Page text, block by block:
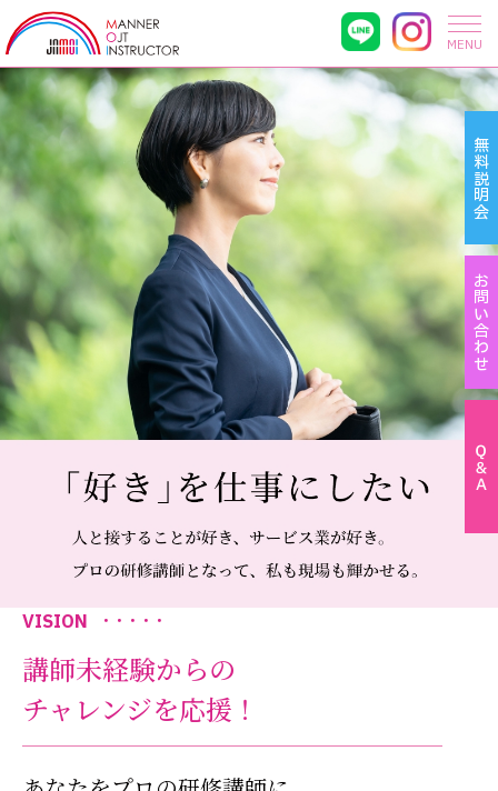
MENU
無料説明会
お問い合わせ
Ｑ＆Ａ
VISION ・・・・・
講師未経験からの
チャレンジを応援！